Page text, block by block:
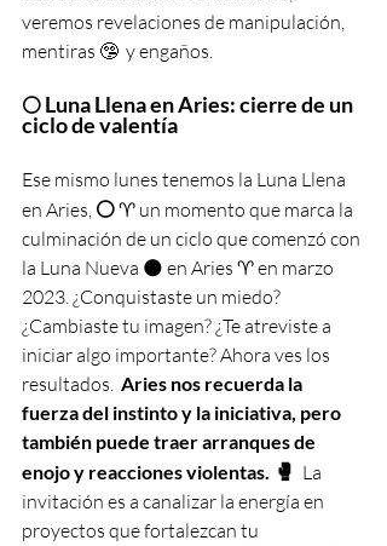
veremos revelaciones de manipulación,
mentiras 🤥  y engaños.
🌕 Luna Llena en Aries: cierre de un
ciclo de valentía
Ese mismo lunes tenemos la Luna Llena
en Aries, 🌕 ♈️ un momento que marca la
culminación de un ciclo que comenzó con
la Luna Nueva 🌑 en Aries ♈️ en marzo
2023. ¿Conquistaste un miedo?
¿Cambiaste tu imagen? ¿Te atreviste a
iniciar algo importante? Ahora ves los
resultados. Aries nos recuerda la
fuerza del instinto y la iniciativa, pero
también puede traer arranques de
enojo y reacciones violentas. 🥊 La
invitación es a canalizar la energía en
proyectos que fortalezcan tu